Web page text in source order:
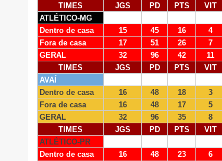
TIMES
JGS PD PTS VIT
ATLÉTICO-MG
Dentro de casa
15 45 16 4
Fora de casa
17 51 26 7
GERAL
32 96 42 11
TIMES
JGS PD PTS VIT
AVAÍ
Dentro de casa
16 48 18 3
Fora de casa
16 48 17 5
GERAL
32 96 35 8
TIMES
JGS PD PTS VIT
ATLÉTICO-PR
Dentro de casa
16 48 23 6